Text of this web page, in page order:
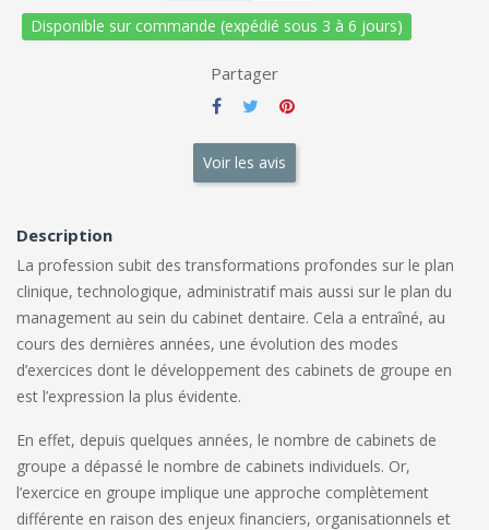
Disponible sur commande (expédié sous 3 à 6 jours)
Partager
Voir les avis
Description
La profession subit des transformations profondes sur le plan
clinique, technologique, administratif mais aussi sur le plan du
management au sein du cabinet dentaire. Cela a entraîné, au
cours des dernières années, une évolution des modes
d’exercices dont le développement des cabinets de groupe en
est l’expression la plus évidente.
En effet, depuis quelques années, le nombre de cabinets de
groupe a dépassé le nombre de cabinets individuels. Or,
l’exercice en groupe implique une approche complètement
différente en raison des enjeux financiers, organisationnels et